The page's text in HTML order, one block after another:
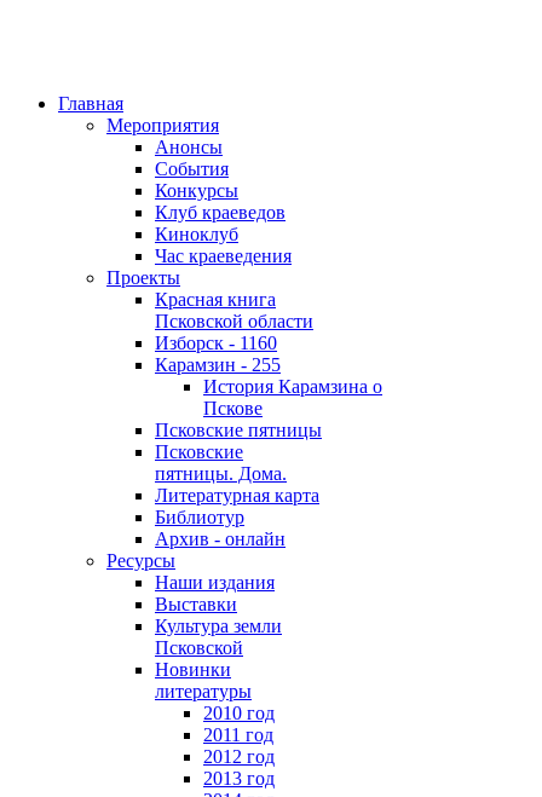
Главная
Мероприятия
Анонсы
События
Конкурсы
Клуб краеведов
Киноклуб
Час краеведения
Проекты
Красная книга
Псковской области
Изборск - 1160
Карамзин - 255
История Карамзина о
Пскове
Псковские пятницы
Псковские
пятницы. Дома.
Литературная карта
Библиотур
Архив - онлайн
Ресурсы
Наши издания
Выставки
Культура земли
Псковской
Новинки
литературы
2010 год
2011 год
2012 год
2013 год